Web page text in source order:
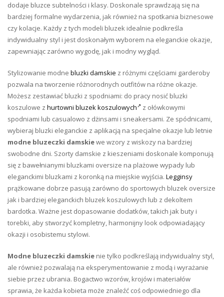
dodaje bluzce subtelności i klasy. Doskonale sprawdzają się na
bardziej formalne wydarzenia, jak również na spotkania biznesowe
czy kolacje. Każdy z tych modeli bluzek idealnie podkreśla
indywidualny styl i jest doskonałym wyborem na eleganckie okazje,
zapewniając zarówno wygodę, jak i modny wygląd.
Stylizowanie modne bluzki damskie z różnymi częściami garderoby
pozwala na tworzenie różnorodnych outfitów na różne okazje.
Możesz zestawiać bluzki z spodniami: do pracy nosić bluzki
koszulowe z hurtowni bluzek koszulowych
z ołówkowymi
spodniami lub casualowo z dżinsami i sneakersami. Ze spódnicami,
wybieraj bluzki eleganckie z aplikacją na specjalne okazje lub letnie
modne bluzeczki damskiewe wzory z wiskozy na bardziej
swobodne dni. Szorty damskie z kieszeniami doskonale komponują
się z bawełnianymi bluzkami oversize na plażowe wypady lub
eleganckimi bluzkami z koronką na miejskie wyjścia. Legginsy
prążkowane dobrze pasują zarówno do sportowych bluzek oversize
jak i bardziej eleganckich bluzek koszulowych lub z dekoltem
bardotka. Ważne jest dopasowanie dodatków, takich jak buty i
torebki, aby stworzyć kompletny, harmonijny look odpowiadający
okazji i osobistemu stylowi.
Modne bluzeczki damskie nie tylko podkreślają indywidualny styl,
ale również pozwalają na eksperymentowanie z modą i wyrażanie
siebie przez ubrania. Bogactwo wzorów, krojów i materiałów
sprawia, że każda kobieta może znaleźć coś odpowiedniego dla